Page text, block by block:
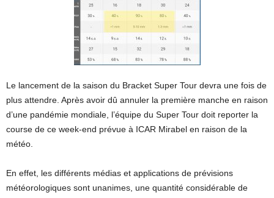
Le lancement de la saison du Bracket Super Tour devra une fois de
plus attendre. Après avoir dû annuler la première manche en raison
d’une pandémie mondiale, l’équipe du Super Tour doit reporter la
course de ce week-end prévue à ICAR Mirabel en raison de la
météo.
En effet, les différents médias et applications de prévisions
météorologiques sont unanimes, une quantité considérable de